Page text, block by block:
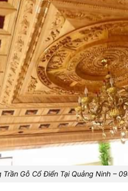
Trần Gỗ Cổ Điển Tại Quảng Ninh –